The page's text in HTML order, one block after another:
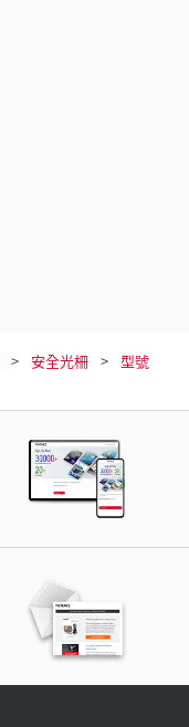
安全光柵
型號